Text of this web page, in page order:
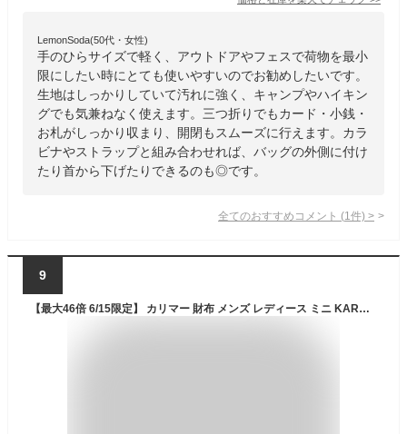
LemonSoda(50代・女性)
手のひらサイズで軽く、アウトドアやフェスで荷物を最小
限にしたい時にとても使いやすいのでお勧めしたいです。
生地はしっかりしていて汚れに強く、キャンプやハイキン
グでも気兼ねなく使えます。三つ折りでもカード・小銭・
お札がしっかり収まり、開閉もスムーズに行えます。カラ
ビナやストラップと組み合わせれば、バッグの外側に付け
たり首から下げたりできるのも◎です。
全てのおすすめコメント (1 件) >
9
【最大46倍 6/15限定】 カリマー 財布 メンズ レディース ミニ KARRIMOR 三つ折り財布 三つ折り ブランド コンパクト 軽量 小さめ ミニ財布 2WAY ネックストラップ 首掛け ストラップ付き 小銭入れ アウトドア 撥水 ナイロン VT wallet 501224